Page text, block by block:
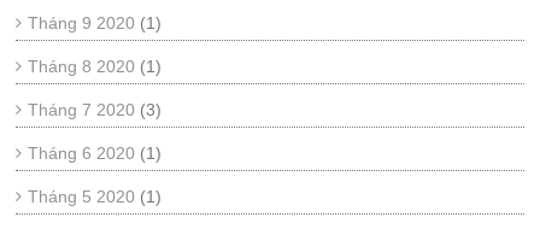
Tháng 9 2020 (1)
Tháng 8 2020 (1)
Tháng 7 2020 (3)
Tháng 6 2020 (1)
Tháng 5 2020 (1)